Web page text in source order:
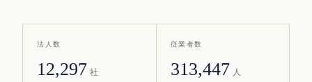
法人数
12,297 社
従業者数
313,447 人